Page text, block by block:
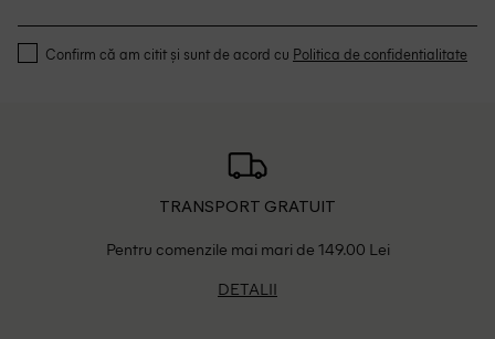
Confirm că am citit și sunt de acord cu Politica de confidentialitate
TRANSPORT GRATUIT
Pentru comenzile mai mari de 149.00 Lei
DETALII